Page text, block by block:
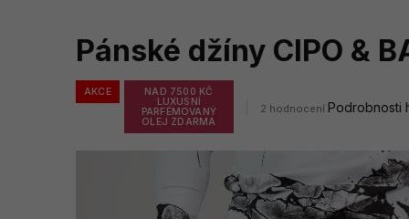
Pánské džíny CIPO &
AKCE
NAD 7500 KČ
LUXUSNÍ
PARFÉMOVANÝ
OLEJ ZDARMA
Průměrné
je
4,5
z
5
2 hodnocení Podrobnosti